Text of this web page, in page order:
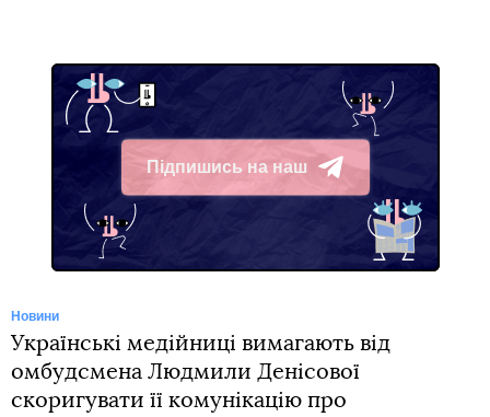
Підпишись на наш
Telegram
Новини
Українські медійниці вимагають від
омбудсмена Людмили Денісової
скоригувати її комунікацію про